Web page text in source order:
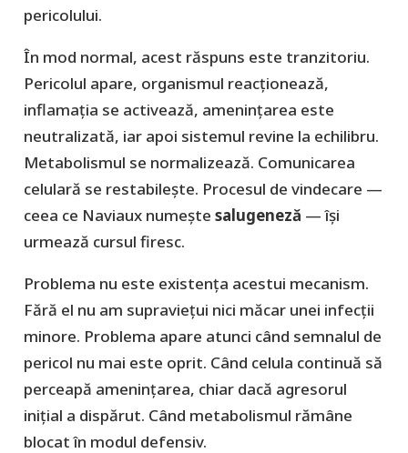
pericolului.
În mod normal, acest răspuns este tranzitoriu.
Pericolul apare, organismul reacționează,
inflamația se activează, amenințarea este
neutralizată, iar apoi sistemul revine la echilibru.
Metabolismul se normalizează. Comunicarea
celulară se restabilește. Procesul de vindecare —
ceea ce Naviaux numește salugeneză — își
urmează cursul firesc.
Problema nu este existența acestui mecanism.
Fără el nu am supraviețui nici măcar unei infecții
minore. Problema apare atunci când semnalul de
pericol nu mai este oprit. Când celula continuă să
perceapă amenințarea, chiar dacă agresorul
inițial a dispărut. Când metabolismul rămâne
blocat în modul defensiv.